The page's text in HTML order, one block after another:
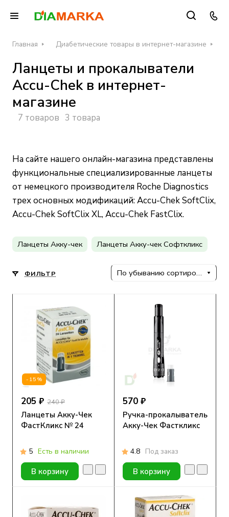
Главная Диабетические товары в интернет-магазине
Ланцеты и прокалыватели
Accu-Chek в интернет-
магазине
7 товаров 3 товара
На сайте нашего онлайн-магазина представлены
функциональные специализированные ланцеты
от немецкого производителя Roche Diagnostics
трех основных модификаций: Accu-Chek SoftClix,
Accu-Chek SoftClix XL, Accu-Chek FastClix.
Ланцеты Акку-чек Ланцеты Акку-чек Софткликс
ФИЛЬТР По убыванию сортировки
-15%
205 ₽ 240 ₽
Ланцеты Акку-Чек
ФастКликс № 24
5 Есть в наличии
В корзину
570 ₽
Ручка-прокалыватель
Акку-Чек Фасткликс
4.8 Под заказ
В корзину